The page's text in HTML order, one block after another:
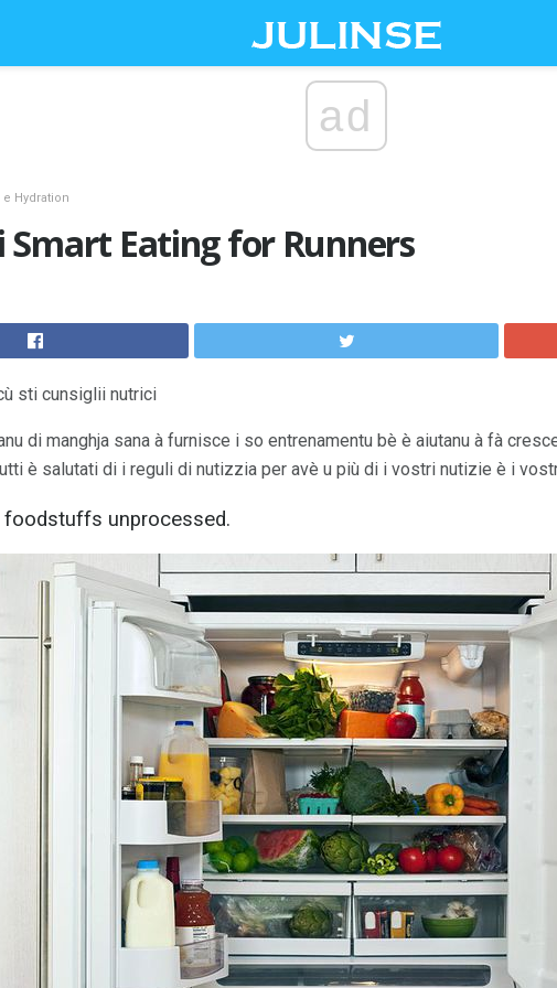
ad
Hydration
Smart Eating for Runners
sti cunsiglii nutrici
di manghja sana à furnisce i so entrenamentu bè è aiutanu à fà
è salutati di i reguli di nutizzia per avè u più di i vostri nutizie è i
unprocessed.